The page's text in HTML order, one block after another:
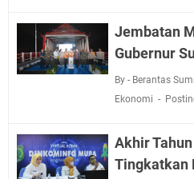
Jembatan
Gubernur
By - Berantas
Ekonomi
Akhir
Tingkatkan